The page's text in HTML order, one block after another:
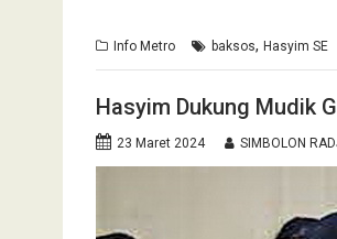
Info Metro baksos, Hasyim SE
Hasyim Dukung Mudik
23 Maret 2024 SIMBOLON